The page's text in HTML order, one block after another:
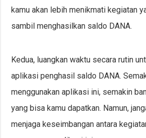
kamu akan lebih menikmati kegiatan
sambil menghasilkan saldo DANA.
Kedua, luangkan waktu secara rutin
aplikasi penghasil saldo DANA.
menggunakan aplikasi ini, semakin
yang bisa kamu dapatkan. Namun,
menjaga keseimbangan antara